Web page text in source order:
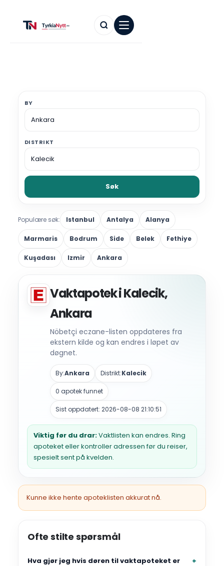
BY
DISTRIKT
Søk
Populære søk: Istanbul Antalya Alanya
Marmaris Bodrum Side Belek Fethiye
Kuşadası Izmir Ankara
Vaktapotek i Kalecik,
Ankara
Nöbetçi eczane-listen oppdateres fra
ekstern kilde og kan endres i løpet av
døgnet.
By:Ankara Distrikt:Kalecik
0 apotek funnet
Sist oppdatert: 2026-08-08 21:10:51
Viktig før du drar:Vaktlisten kan endres. Ring
apoteket eller kontroller adressen før du reiser,
spesielt sent på kvelden.
Kunne ikke hente apoteklisten akkurat nå.
Ofte stilte spørsmål
Hva gjør jeg hvis døren til vaktapoteket er